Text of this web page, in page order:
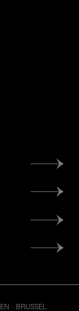
- BRUSSEL